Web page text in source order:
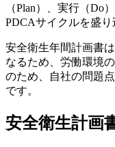
（Plan）、実行（Do
PDCAサイクルを盛り
安全衛生年間計画書
なるため、労働環境
のため、自社の問題
です。
安全衛生計画